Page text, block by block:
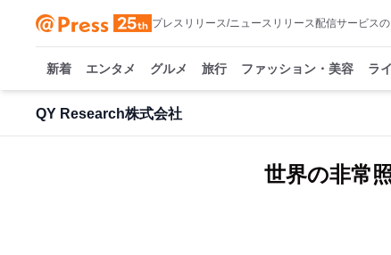
プレスリリース/ニュースリリース配信サービス
新着 エンタメ グルメ 旅行 ファッション・美容 ラ
QY Research株式会社
世界の非常